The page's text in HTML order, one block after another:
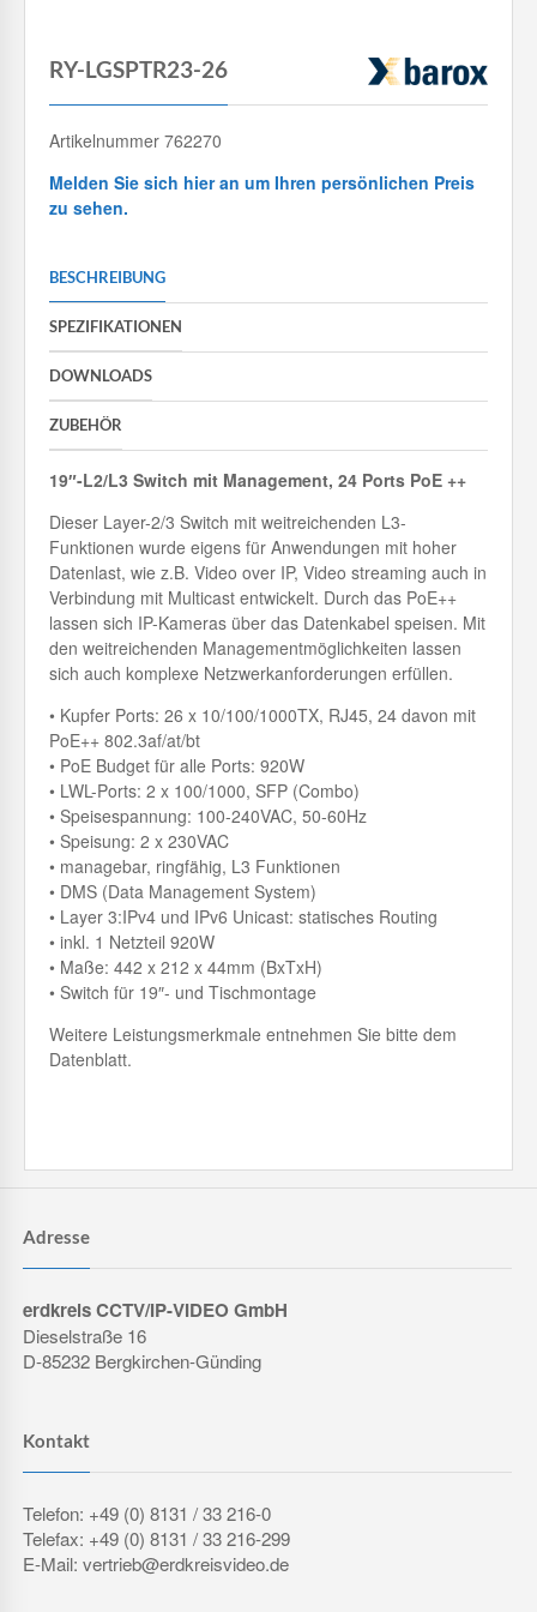
RY-LGSPTR23-26
Artikelnummer 762270
Melden Sie sich hier an um Ihren persönlichen Preis
zu sehen.
BESCHREIBUNG
SPEZIFIKATIONEN
DOWNLOADS
ZUBEHÖR
19″-L2/L3 Switch mit Management, 24 Ports PoE ++
Dieser Layer-2/3 Switch mit weitreichenden L3-
Funktionen wurde eigens für Anwendungen mit hoher
Datenlast, wie z.B. Video over IP, Video streaming auch in
Verbindung mit Multicast entwickelt. Durch das PoE++
lassen sich IP-Kameras über das Datenkabel speisen. Mit
den weitreichenden Managementmöglichkeiten lassen
sich auch komplexe Netzwerkanforderungen erfüllen.
• Kupfer Ports: 26 x 10/100/1000TX, RJ45, 24 davon mit
PoE++ 802.3af/at/bt
• PoE Budget für alle Ports: 920W
• LWL-Ports: 2 x 100/1000, SFP (Combo)
• Speisespannung: 100-240VAC, 50-60Hz
• Speisung: 2 x 230VAC
• managebar, ringfähig, L3 Funktionen
• DMS (Data Management System)
• Layer 3:IPv4 und IPv6 Unicast: statisches Routing
• inkl. 1 Netzteil 920W
• Maße: 442 x 212 x 44mm (BxTxH)
• Switch für 19″- und Tischmontage
Weitere Leistungsmerkmale entnehmen Sie bitte dem
Datenblatt.
Adresse
erdkreis CCTV/IP-VIDEO GmbH
Dieselstraße 16
D-85232 Bergkirchen-Günding
Kontakt
Telefon: +49 (0) 8131 / 33 216-0
Telefax: +49 (0) 8131 / 33 216-299
E-Mail: vertrieb@erdkreisvideo.de